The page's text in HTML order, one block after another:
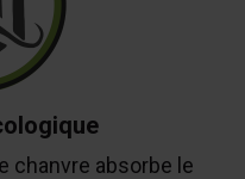
chanvre absorbe le